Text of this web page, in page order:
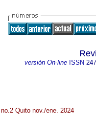
versión On-lineISSN
Quito nov./ene. 2024